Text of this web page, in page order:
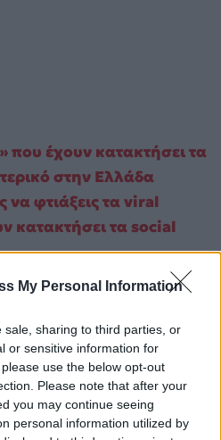
My Personal Information
sale, sharing to third parties, or
or sensitive information for
use the below opt-out
Please note that after your
you may continue seeing
personal information utilized by
που έχουν κατακτήσει τα
στην Ελλάδα
φτιάξεις τα viral
κατακτήσει τα social
φωτογραφικό υλικό
μέσωTwitterή
Instagram.